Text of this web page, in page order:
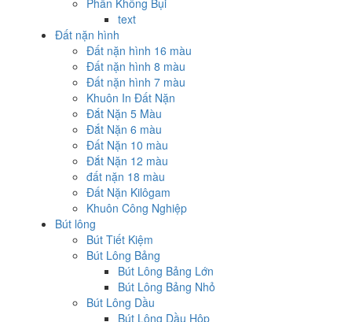
Phấn Không Bụi
text
Đất nặn hình
Đất nặn hình 16 màu
Đất nặn hình 8 màu
Đất nặn hình 7 màu
Khuôn In Đất Nặn
Đắt Nặn 5 Màu
Đắt Nặn 6 màu
Đất Nặn 10 màu
Đắt Nặn 12 màu
đất nặn 18 màu
Đất Nặn Kilôgam
Khuôn Công Nghiệp
Bút lông
Bút Tiết Kiệm
Bút Lông Bảng
Bút Lông Bảng Lớn
Bút Lông Bảng Nhỏ
Bút Lông Dầu
Bút Lông Dầu Hộp